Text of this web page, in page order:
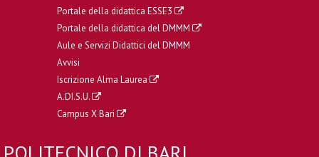
Portale della didattica ESSE3
Portale della didattica del DMMM
Aule e Servizi Didattici del DMMM
Avvisi
Iscrizione Alma Laurea
A.DI.S.U.
Campus X Bari